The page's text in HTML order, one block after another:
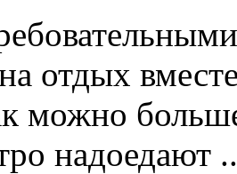
отдых
можно
надоедают